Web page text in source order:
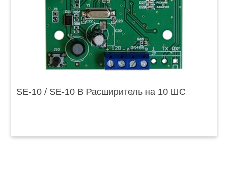
SE-10 / SE-10 B Расширитель на 10 ШС